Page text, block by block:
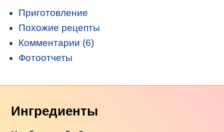
Приготовление
Похожие рецепты
Комментарии (6)
Фотоотчеты
Ингредиенты